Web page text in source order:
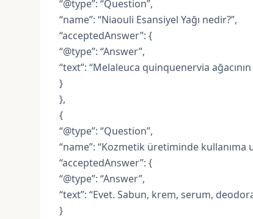
“@type”: “Question”,
“name”: “Niaouli Esansiyel Yağı nedir?”,
“acceptedAnswer”: {
“@type”: “Answer”,
“text”: “Melaleuca quinquenervia
}
},
{
“@type”: “Question”,
“name”: “Kozmetik üretiminde kullanıma
“acceptedAnswer”: {
“@type”: “Answer”,
“text”: “Evet. Sabun, krem, serum,
}